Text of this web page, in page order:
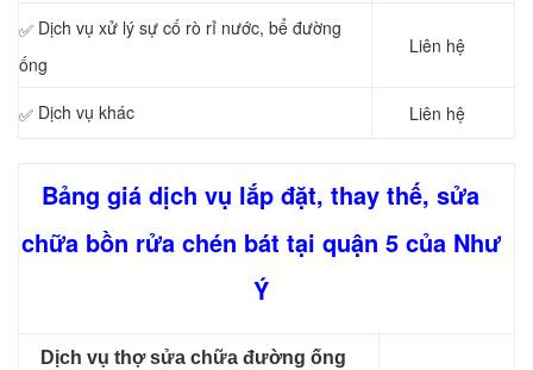
✅ Dịch vụ xử lý sự cố rò rỉ nước, bể đường
ống
Liên hệ
✅ Dịch vụ khác Liên hệ
Bảng giá dịch vụ lắp đặt, thay thế, sửa
chữa bồn rửa chén bát tại quận 5 của Như
Ý
Dịch vụ thợ sửa chữa đường ống